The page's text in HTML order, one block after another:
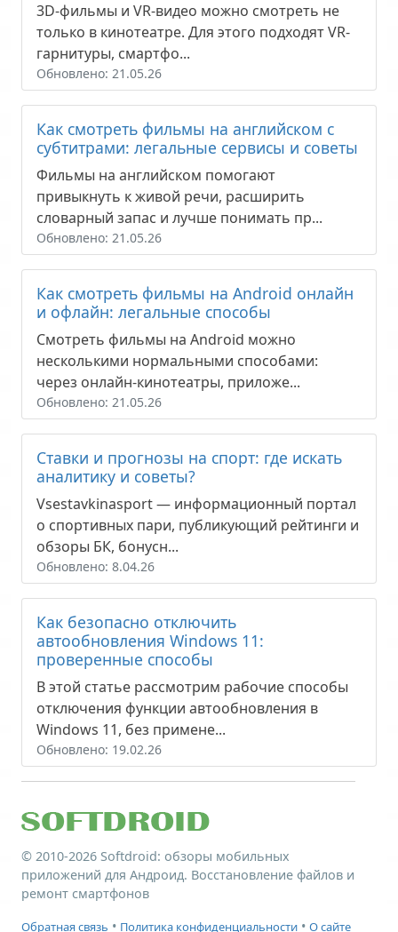
3D-фильмы и VR-видео можно смотреть не
только в кинотеатре. Для этого подходят VR-
гарнитуры, смартфо...
Обновлено: 21.05.26
Как смотреть фильмы на английском с
субтитрами: легальные сервисы и советы
Фильмы на английском помогают
привыкнуть к живой речи, расширить
словарный запас и лучше понимать пр...
Обновлено: 21.05.26
Как смотреть фильмы на Android онлайн
и офлайн: легальные способы
Смотреть фильмы на Android можно
несколькими нормальными способами:
через онлайн-кинотеатры, приложе...
Обновлено: 21.05.26
Ставки и прогнозы на спорт: где искать
аналитику и советы?
Vsestavkinasport — информационный портал
о спортивных пари, публикующий рейтинги и
обзоры БК, бонусн...
Обновлено: 8.04.26
Как безопасно отключить
автообновления Windows 11:
проверенные способы
В этой статье рассмотрим рабочие способы
отключения функции автообновления в
Windows 11, без примене...
Обновлено: 19.02.26
© 2010-2026 Softdroid: обзоры мобильных
приложений для Андроид. Восстановление файлов и
ремонт смартфонов
Обратная связь • Политика конфиденциальности • О сайте